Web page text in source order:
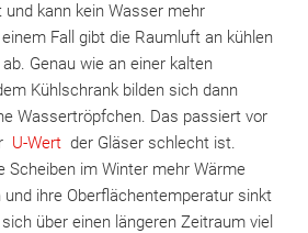
kann kein Wasser mehr
Fall gibt die Raumluft an kühlen
Genau wie an einer kalten
Kühlschrank bilden sich dann
Wassertröpfchen. Das passiert vor
U-Wert der Gläser schlecht ist.
Scheiben im Winter mehr Wärme
ihre Oberflächentemperatur sinkt
über einen längeren Zeitraum viel